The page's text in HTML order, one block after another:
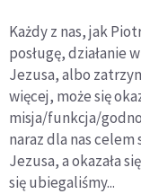
Każdy z nas, jak
posługę, działanie
Jezusa, albo
więcej, może się
misja/funkcja/
naraz dla nas celem
Jezusa, a okazała
się ubiegaliśmy...